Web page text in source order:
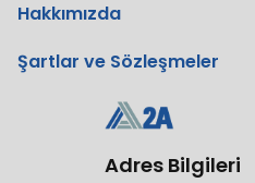
Hakkımızda
Şartlar ve Sözleşmeler
Adres Bilgileri